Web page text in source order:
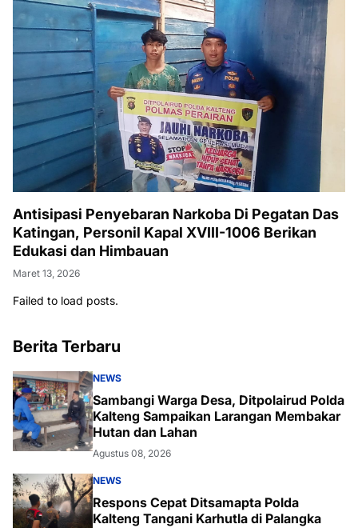
Antisipasi Penyebaran Narkoba Di Pegatan Das
Katingan, Personil Kapal XVIII-1006 Berikan
Edukasi dan Himbauan
Maret 13, 2026
Failed to load posts.
Berita Terbaru
NEWS
Sambangi Warga Desa, Ditpolairud Polda
Kalteng Sampaikan Larangan Membakar
Hutan dan Lahan
Agustus 08, 2026
NEWS
Respons Cepat Ditsamapta Polda
Kalteng Tangani Karhutla di Palangka